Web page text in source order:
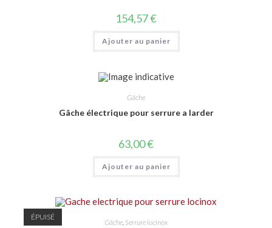
154,57€
Ajouter au panier
Gâche
Gâche électrique pour serrure a larder
63,00€
Ajouter au panier
ÉPUISÉ
Gâche, Serrure locinox